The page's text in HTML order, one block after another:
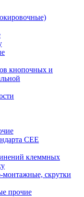
кнопочных и
CEE
клеммных
скрутки
прочие